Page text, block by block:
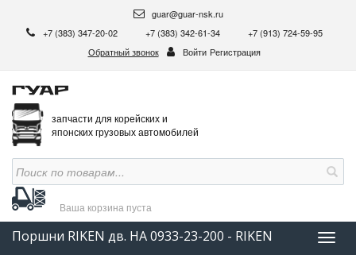
guar@guar-nsk.ru
+7 (383) 347-20-02
+7 (383) 342-61-34
+7 (913) 724-59-95
Обратный звонок
Войти Регистрация
запчасти для корейских и
японских грузовых автомобилей
Ваша корзина пуста
Поршни RIKEN дв. НА 0933-23-200 - RIKEN